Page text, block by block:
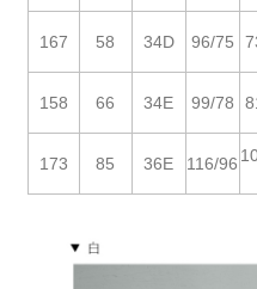
167 58 34D 96/75
158 66 34E 99/78
173 85 36E 116/96